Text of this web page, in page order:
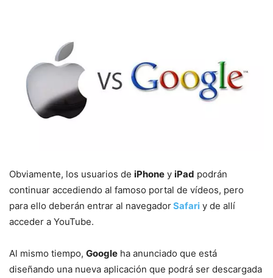
Obviamente, los usuarios de iPhone y iPad podrán
continuar accediendo al famoso portal de vídeos, pero
para ello deberán entrar al navegadorSafari y de allí
acceder a YouTube.
Al mismo tiempo, Google ha anunciado que está
diseñando una nueva aplicación que podrá ser descargada